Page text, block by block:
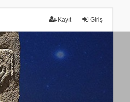
Giriş
Kayıt